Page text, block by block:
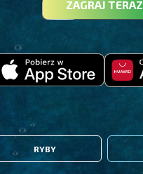
ZAGRAJ TERAZ
RYBY